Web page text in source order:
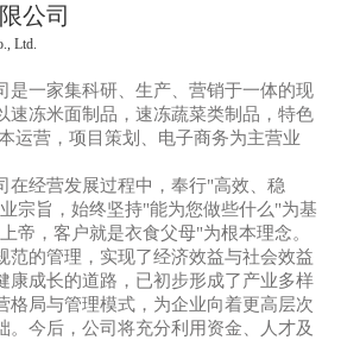
公司
Ltd.
是一家集科研、生产、营销于一体的现
速冻米面制品，速冻蔬菜类制品，特色
运营，项目策划、电子商务为主营业
在经营发展过程中，奉行"高效、稳
宗旨，始终坚持"能为您做些什么"为基
帝，客户就是衣食父母"为根本理念。
范的管理，实现了经济效益与社会效益
康成长的道路，已初步形成了产业多样
格局与管理模式，为企业向着更高层次
。今后，公司将充分利用资金、人才及